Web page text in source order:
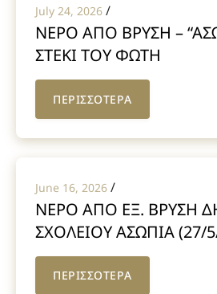
July 24, 2026 /
ΝΕΡΟ ΑΠΟ ΒΡΥΣΗ –
ΣΤΕΚΙ ΤΟΥ ΦΩΤΗ
ΠΕΡΙΣΣΟΤΕΡΑ
June 16, 2026 /
ΝΕΡΟ ΑΠΟ ΕΞ. ΒΡΥΣΗ
ΣΧΟΛΕΙΟΥ ΑΣΩΠΙΑ (27/
ΠΕΡΙΣΣΟΤΕΡΑ